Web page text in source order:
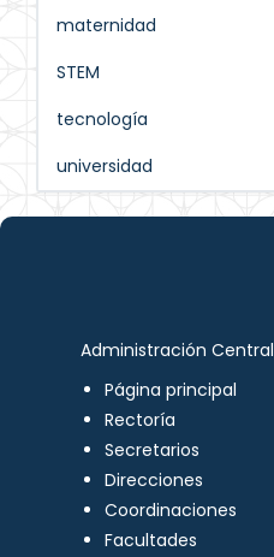
maternidad
STEM
tecnología
universidad
Administración Central
Página principal
Rectoría
Secretarios
Direcciones
Coordinaciones
Facultades